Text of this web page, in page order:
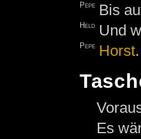
Pepe Bis
Held Und
Pepe Horst.
Es